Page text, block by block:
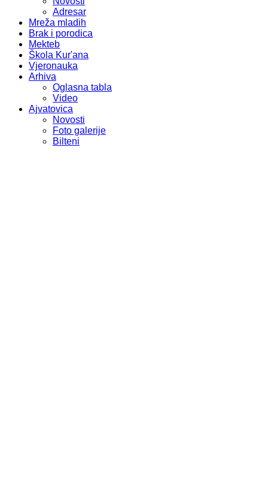
Adresar
Mreža mladih
Brak i porodica
Mekteb
Škola Kur'ana
Vjeronauka
Arhiva
Oglasna tabla
Video
Ajvatovica
Novosti
Foto galerije
Bilteni